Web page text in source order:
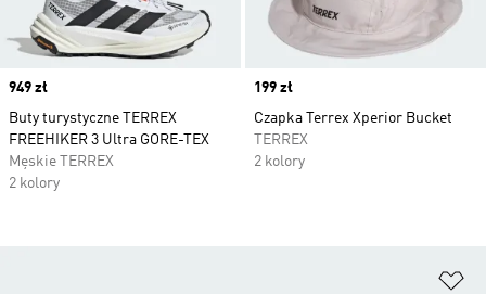
Price
949 zł
Buty turystyczne TERREX
FREEHIKER 3 Ultra GORE-TEX
Męskie TERREX
2 kolory
Price
199 zł
Czapka Terrex Xperior Bucket
TERREX
2 kolory